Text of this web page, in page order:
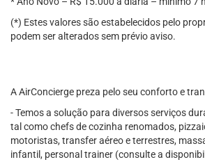
(*) Estes valores são estabelecidos pelo
podem ser alterados sem prévio aviso.
A AirConcierge preza pelo seu conforto e
- Temos a solução para diversos serviços
tal como chefs de cozinha renomados,
motoristas, transfer aéreo e terrestres,
infantil, personal trainer (consulte a